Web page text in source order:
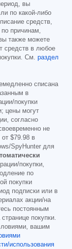
вы
по какой-либо
средств,
по причинам,
также можете
средств в любое
См. раздел
списана
в
покупки
цены могут
согласно
не
от $79.98 в
SpyHunter для
покупки,
по
покупки
подписки или в
акции/на
постоянным
покупки.
вашим
использования